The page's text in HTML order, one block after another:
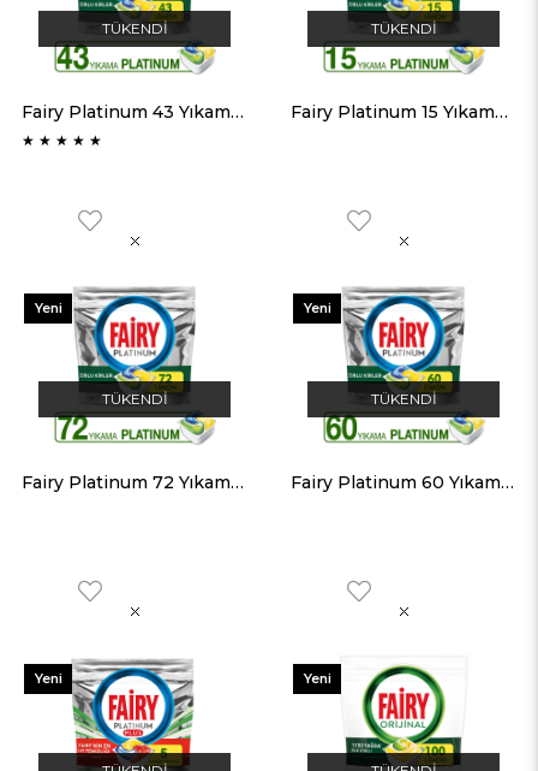
TÜKENDI
Fairy Platinum 43 Yıkama Bulaşık Makinesi Deterjanı Kapsülü Limon Kokulu
★ ★ ★ ★ ★
TÜKENDI
Fairy Platinum 15 Yıkama Bulaşık Makinesi Deterjanı Kapsülü Limon Kokulu
TÜKENDI
Fairy Platinum 72 Yıkama Bulaşık Makinesi Deterjanı Kapsülü Limon Kokulu
Yeni
TÜKENDI
Fairy Platinum 60 Yıkama Bulaşık Makinesi Deterjanı Kapsülü Limon Kokulu
Yeni
Yeni
Yeni